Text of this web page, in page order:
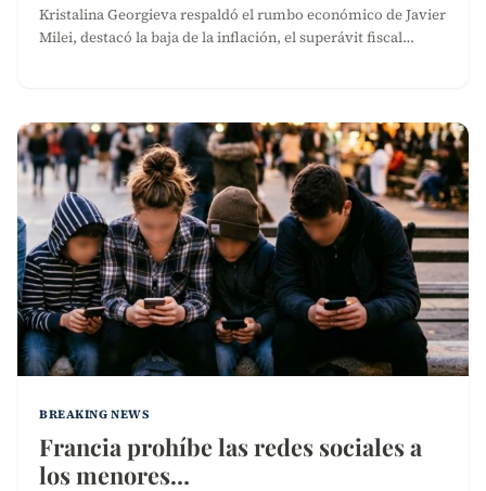
Kristalina Georgieva respaldó el rumbo económico de Javier
Milei, destacó la baja de la inflación, el superávit fiscal…
BREAKING NEWS
Francia prohíbe las redes sociales a
los menores…